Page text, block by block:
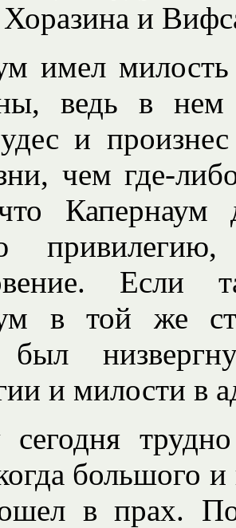
и
имел
ведь в
и
чем где-
Если
в той же
был
и милости в
большого
в прах.